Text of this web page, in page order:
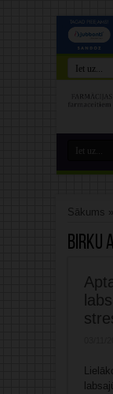
Sākums »
Birku